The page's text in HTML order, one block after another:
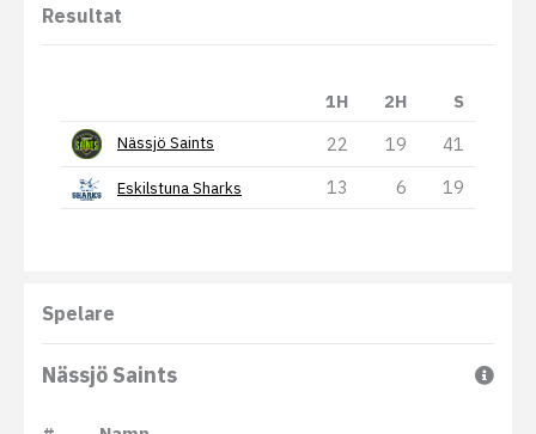
Resultat
1H 2H S
Nässjö Saints 22 19 41
Eskilstuna Sharks 13 6 19
Spelare
Nässjö Saints